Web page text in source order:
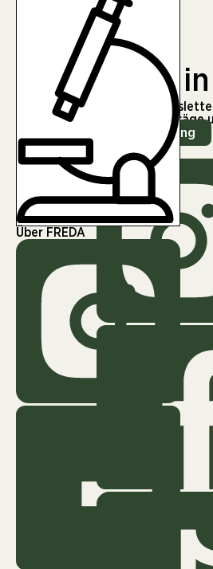
Über FREDA
Gesellschaft
Wissenschaft
Bleiben wir
Melde dich für unseren
regelmäßig spannende Beiträge
Zur Newsletter Anmeldung